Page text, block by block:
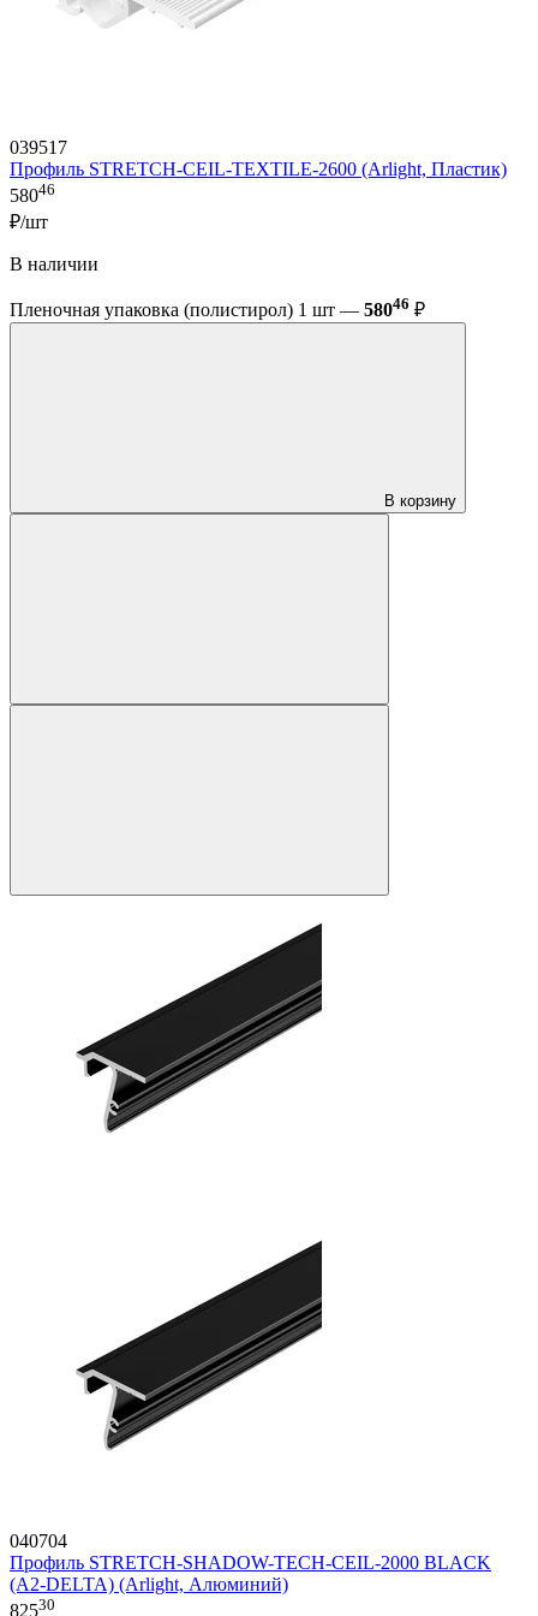
039517
Профиль STRETCH-CEIL-TEXTILE-2600 (Arlight, Пластик)
58046
₽/шт
В наличии
Пленочная упаковка (полистирол) 1 шт — 58046 ₽
В корзину
040704
Профиль STRETCH-SHADOW-TECH-CEIL-2000 BLACK
(A2-DELTA) (Arlight, Алюминий)
82530